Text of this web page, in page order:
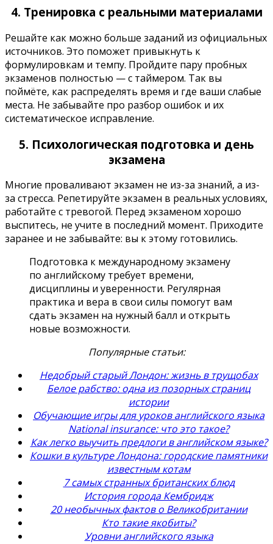
4. Тренировка с реальными материалами
Решайте как можно больше заданий из официальных
источников. Это поможет привыкнуть к
формулировкам и темпу. Пройдите пару пробных
экзаменов полностью — с таймером. Так вы
поймёте, как распределять время и где ваши слабые
места. Не забывайте про разбор ошибок и их
систематическое исправление.
5. Психологическая подготовка и день
экзамена
Многие проваливают экзамен не из-за знаний, а из-
за стресса. Репетируйте экзамен в реальных условиях,
работайте с тревогой. Перед экзаменом хорошо
выспитесь, не учите в последний момент. Приходите
заранее и не забывайте: вы к этому готовились.
Подготовка к международному экзамену
по английскому требует времени,
дисциплины и уверенности. Регулярная
практика и вера в свои силы помогут вам
сдать экзамен на нужный балл и открыть
новые возможности.
Популярные статьи:
Недобрый старый Лондон: жизнь в трущобах
Белое рабство: одна из позорных страниц
истории
Обучающие игры для уроков английского языка
National insurance: что это такое?
Как легко выучить предлоги в английском языке?
Кошки в культуре Лондона: городские памятники
известным котам
7 самых странных британских блюд
История города Кембридж
20 необычных фактов о Великобритании
Кто такие якобиты?
Уровни английского языка